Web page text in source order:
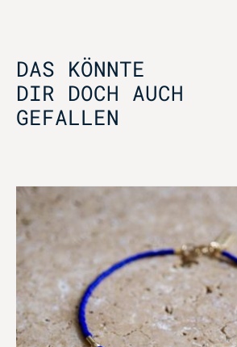
DAS KÖNNTE
DIR DOCH AUCH
GEFALLEN